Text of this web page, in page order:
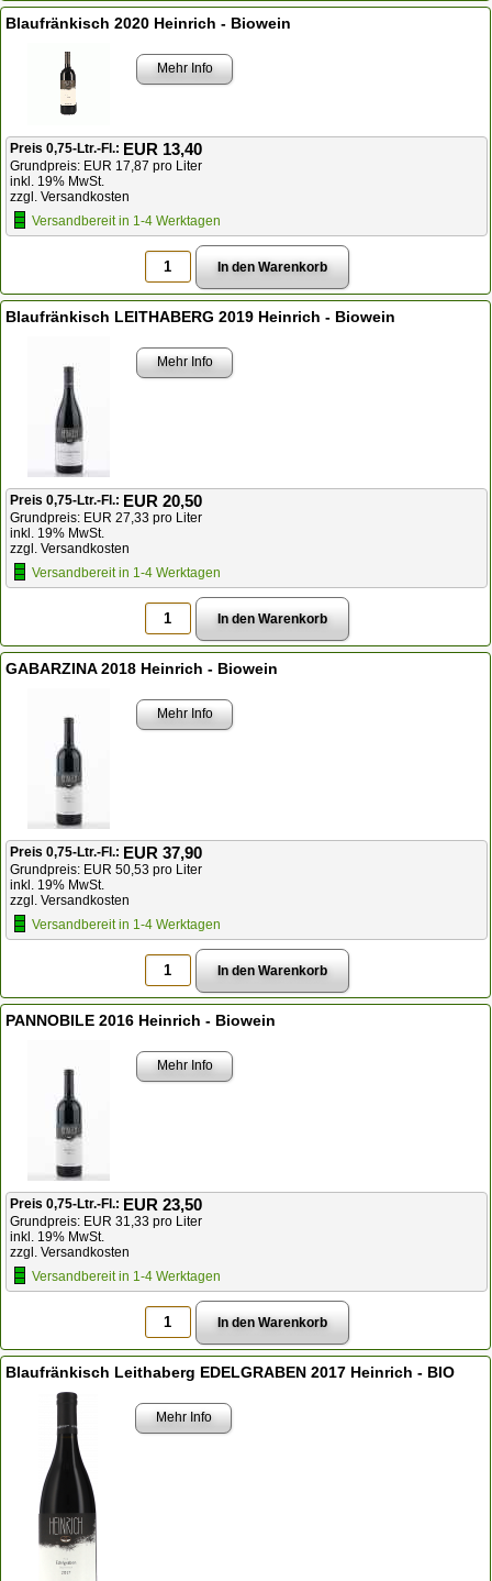
Blaufränkisch 2020 Heinrich - Biowein
Mehr Info
Preis 0,75-Ltr.-Fl.: EUR 13,40
Grundpreis: EUR 17,87 pro Liter
inkl. 19% MwSt.
zzgl. Versandkosten
Versandbereit in 1-4 Werktagen
Blaufränkisch LEITHABERG 2019 Heinrich - Biowein
Mehr Info
Preis 0,75-Ltr.-Fl.: EUR 20,50
Grundpreis: EUR 27,33 pro Liter
inkl. 19% MwSt.
zzgl. Versandkosten
Versandbereit in 1-4 Werktagen
GABARZINA 2018 Heinrich - Biowein
Mehr Info
Preis 0,75-Ltr.-Fl.: EUR 37,90
Grundpreis: EUR 50,53 pro Liter
inkl. 19% MwSt.
zzgl. Versandkosten
Versandbereit in 1-4 Werktagen
PANNOBILE 2016 Heinrich - Biowein
Mehr Info
Preis 0,75-Ltr.-Fl.: EUR 23,50
Grundpreis: EUR 31,33 pro Liter
inkl. 19% MwSt.
zzgl. Versandkosten
Versandbereit in 1-4 Werktagen
Blaufränkisch Leithaberg EDELGRABEN 2017 Heinrich - BIO
Mehr Info